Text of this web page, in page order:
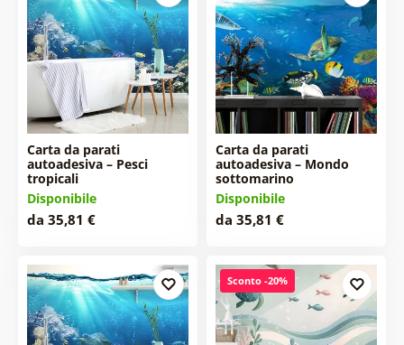
Carta da parati
autoadesiva – Pesci
tropicali
Disponibile
da 35,81 €
Carta da parati
autoadesiva – Mondo
sottomarino
Disponibile
da 35,81 €
Sconto -20%